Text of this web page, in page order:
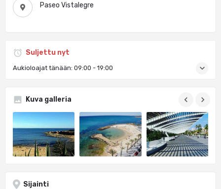
Paseo Vistalegre
Suljettu nyt
Aukioloajat tänään: 09:00 - 19:00
Kuva galleria
Sijainti